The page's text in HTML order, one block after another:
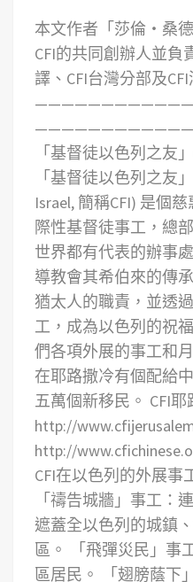
本文作者「莎倫‧桑德
CFI的共同創辦人並負
譯、CFI台灣分部及
「基督徒以色列之友
「基督徒以色列之友
Israel, 簡稱CFI) 是個
際性基督徒事工，總
世界都有代表的辦事
導教會其希伯來的傳
猶太人的職責，並透
工，成為以色列的祝
們各項外展的事工和
在耶路撒冷有個配給
五萬個新移民。 CFI
http://
http://
CFI在以色列的外展事
「禱告城牆」事工：
遮蓋全以色列的城鎮
區。
「飛彈災民」事
區居民。
「翅膀蔭